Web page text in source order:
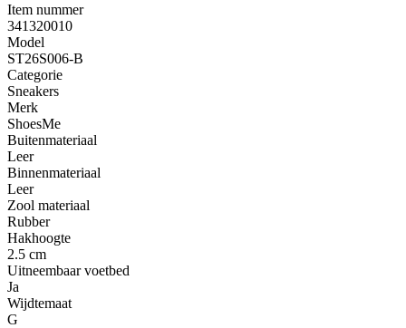
Item nummer
341320010
Model
ST26S006-B
Categorie
Sneakers
Merk
ShoesMe
Buitenmateriaal
Leer
Binnenmateriaal
Leer
Zool materiaal
Rubber
Hakhoogte
2.5 cm
Uitneembaar voetbed
Ja
Wijdtemaat
G